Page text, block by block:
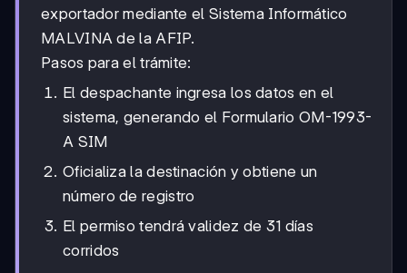
exportador mediante el Sistema Informático
MALVINA de la AFIP.
Pasos para el trámite:
El despachante ingresa los datos en el
sistema, generando el Formulario OM-1993-
A SIM
Oficializa la destinación y obtiene un
número de registro
El permiso tendrá validez de 31 días
corridos